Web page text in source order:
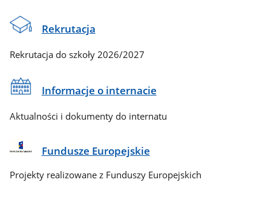
Rekrutacja
Rekrutacja do szkoły 2026/2027
Informacje o internacie
Aktualności i dokumenty do internatu
Fundusze Europejskie
Projekty realizowane z Funduszy Europejskich